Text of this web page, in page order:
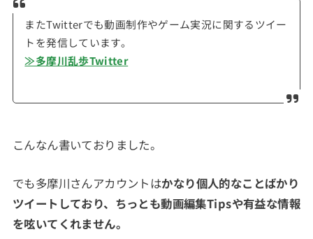
またTwitterでも動画制作やゲーム実況に関するツイー
トを発信しています。
≫多摩川乱歩Twitter
こんなん書いておりました。
でも多摩川さんアカウントはかなり個人的なことばかり
ツイートしており、ちっとも動画編集Tipsや有益な情報
を呟いてくれません。